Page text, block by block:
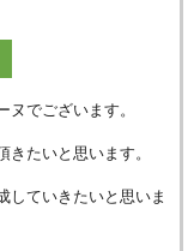
でございます。
たいと思います。
していきたいと思いま